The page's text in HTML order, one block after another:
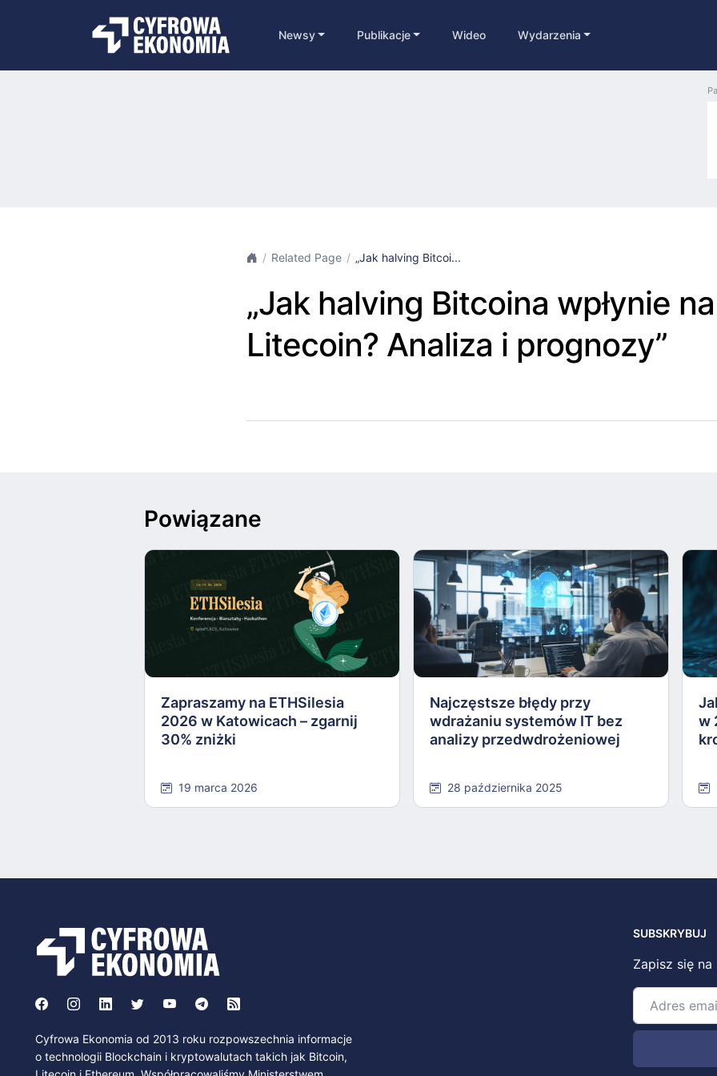
Newsy Publikacje Wideo Wydarzenia
Related Page „Jak halving Bitcoi...
„Jak halving Bitcoina wpłynie
Litecoin? Analiza i prognozy”
Powiązane
Zapraszamy na ETHSilesia
2026 w Katowicach – zgarnij
30% zniżki
19 marca 2026
Najczęstsze błędy przy
wdrażaniu systemów IT bez
analizy przedwdrożeniowej
28 października 2025
w
Cyfrowa Ekonomia od 2013 roku rozpowszechnia informacje
o technologii Blockchain i kryptowalutach takich jak Bitcoin,
SUBSKRYBUJ
Zapisz się